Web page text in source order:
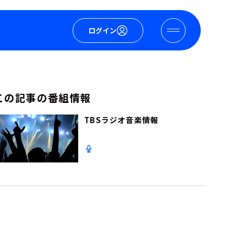
ログイン
の記事の番組情報
TBSラジオ音楽情報